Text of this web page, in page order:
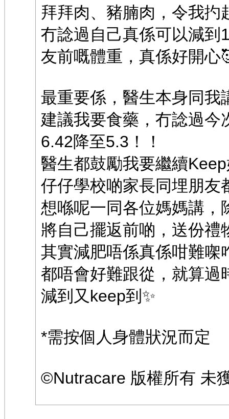
拜拜肉、豬腩肉，令我扚
冇諗過自己真係可以減到
友前嘅體重，真係好開心
最重要係，醫生本身同我
建議我要食藥，冇諗過今
6.42降至5.3！！
醫生都鼓勵我要繼續
仔仔學校啲家長同埋朋友
想喺呢一同各位媽媽講，
將自己擺返前啲，送份禮
其實減肥唔係真係咁難㗎
都唔會好難跟從，就算過
減到又keep到✨
*需按個人身體狀況而定
©️Nutracare 版權所有 未